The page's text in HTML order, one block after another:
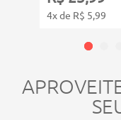
4x de R$ 5,99